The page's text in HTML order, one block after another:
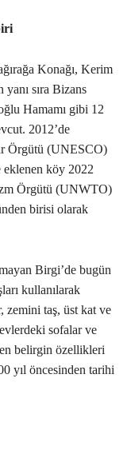
Konağı, Kerim
yanı sıra Bizans
Hamamı gibi 12
2012’de
Örgütü (UNESCO)
eklenen köy 2022
Örgütü (UNWTO)
birisi olarak
Birgi’de bugün
kullanılarak
zemini taş, üst kat ve
sofalar ve
belirgin özellikleri
yıl öncesinden tarihi